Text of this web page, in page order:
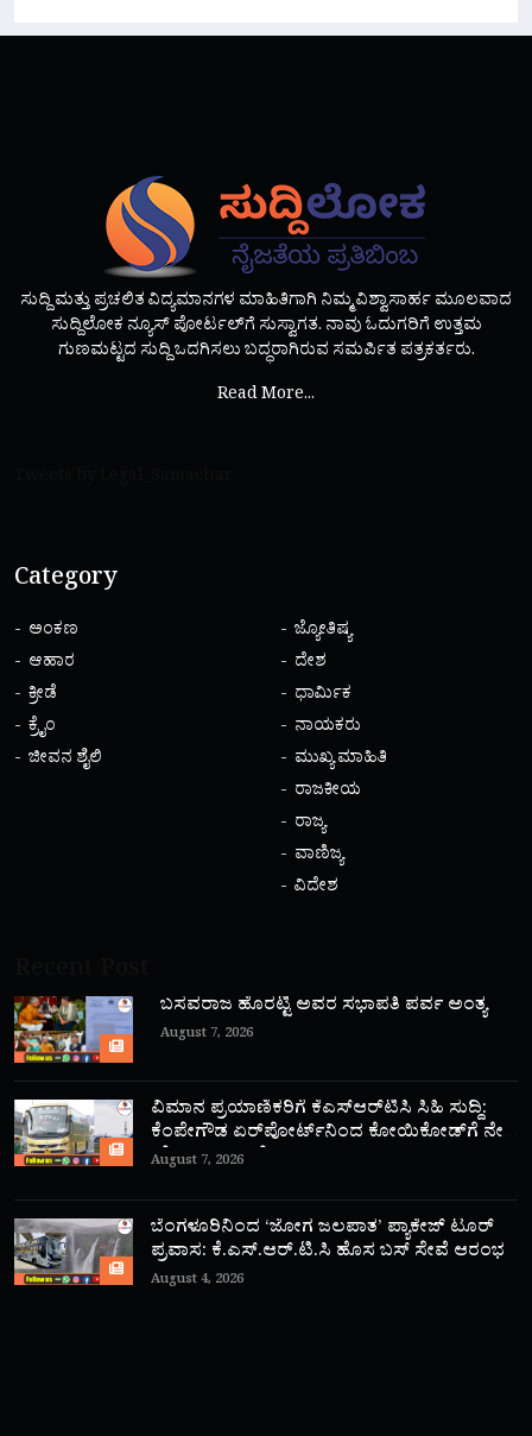
ಸುದ್ದಿ ಮತ್ತು ಪ್ರಚಲಿತ ವಿದ್ಯಮಾನಗಳ ಮಾಹಿತಿಗಾಗಿ ನಿಮ್ಮ ವಿಶ್ವಾಸಾರ್ಹ ಮೂಲವಾದ
ಸುದ್ದಿಲೋಕ ನ್ಯೂಸ್ ಪೋರ್ಟಲ್‌ಗೆ ಸುಸ್ವಾಗತ. ನಾವು ಓದುಗರಿಗೆ ಉತ್ತಮ
ಗುಣಮಟ್ಟದ ಸುದ್ದಿ ಒದಗಿಸಲು ಬದ್ಧರಾಗಿರುವ ಸಮರ್ಪಿತ ಪತ್ರಕರ್ತರು.
Read More...
Category
ಅಂಕಣ
ಆಹಾರ
ಕ್ರೀಡೆ
ಕ್ರೈಂ
ಜೀವನ ಶೈಲಿ
ಜ್ಯೋತಿಷ್ಯ
ದೇಶ
ಧಾರ್ಮಿಕ
ನಾಯಕರು
ಮುಖ್ಯ ಮಾಹಿತಿ
ರಾಜಕೀಯ
ರಾಜ್ಯ
ವಾಣಿಜ್ಯ
ವಿದೇಶ
ಬಸವರಾಜ ಹೊರಟ್ಟಿ ಅವರ ಸಭಾಪತಿ ಪರ್ವ ಅಂತ್ಯ
August 7, 2026
ವಿಮಾನ ಪ್ರಯಾಣಿಕರಿಗೆ ಕೆಎಸ್‌ಆರ್‌ಟಿಸಿ ಸಿಹಿ ಸುದ್ದಿ:
ಕೆಂಪೇಗೌಡ ಏರ್‌ಪೋರ್ಟ್‌ನಿಂದ ಕೋಯಿಕೋಡ್‌ಗೆ ನೇರ
‘ಫ್ಲೈ ಬಸ್’ ಸಾರಿಗೆ ಆರಂಭ!
August 7, 2026
ಬೆಂಗಳೂರಿನಿಂದ ‘ಜೋಗ ಜಲಪಾತ’ ಪ್ಯಾಕೇಜ್ ಟೂರ್
ಪ್ರವಾಸ: ಕೆ.ಎಸ್.ಆರ್.ಟಿ.ಸಿ ಹೊಸ ಬಸ್ ಸೇವೆ ಆರಂಭ
August 4, 2026